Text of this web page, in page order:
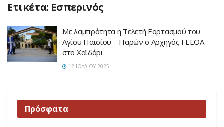
Ετικέτα: Εσπερινός
Με λαμπρότητα η Τελετή Εορτασμού του
Αγίου Παϊσίου – Παρών ο Αρχηγός ΓΕΕΘΑ
στο Χαϊδάρι
12 ΙΟΥΛΊΟΥ 2025
Πρόσφατα